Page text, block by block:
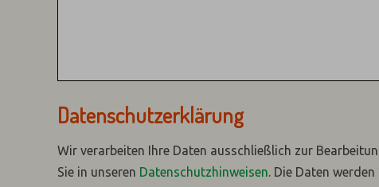
Datenschutzerklärung
Wir verarbeiten Ihre Daten ausschließlich zur
Sie in unseren Datenschutzhinweisen. Die Daten